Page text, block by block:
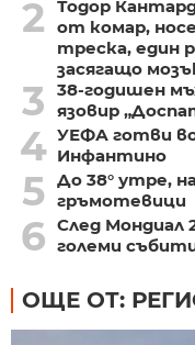
2
Тодор
от комар,
треска, един
засягащо
3
38-годишен
язовир
4 УЕФА готви
Инфантино
5 До 38° утре,
гръмотевици
6 След Мондиал
големи
ОЩЕ ОТ: